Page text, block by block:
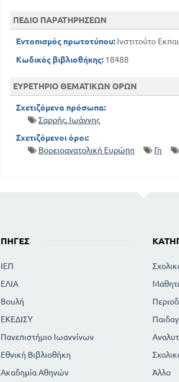
ΤΟ ΒΑΣΙΛΕΙΟ ΤΗΣ ΒΟΥΛΓΑΡΙΑΣ
ΤΟ ΒΑΣΙΛΕΙΟ ΤΩΝ ΣΕΡΒΩΝ ΚΡΟΑΤΩΝ
ΙΤΑΛΙΚΗ ΧΕΡΣΟΝΗΣΟΣ
ΠΥΡΗΝΑΪΚΗ ΧΕΡΣΟΝΗΣΟΣ
Η ΔΗΜΟΚΡΑΤΙΑ ΤΗΣ ΠΟΡΤΟΓΑΛΙΑΣ
ΒΟΡΕΙΟΔΥΤΙΚΗ ΕΥΡΩΠΗ
ΒΟΡΕΙΑ ΕΥΡΩΠΗ
ΒΟΡΕΙΑ ΑΦΡΙΚΗ
ΜΕΣΗ ΑΜΕΡΙΚΗ ΚΑΙ ΔΥΤΙΚΗ ΙΝΔΙΑ
ΠΕΔΙΟ ΠΑΡΑΤΗΡΗΣΕΩΝ
Εντοπισμός πρωτοτύπου:Ινστιτούτο
Κωδικός βιβλιοθήκης:18488
ΕΥΡΕΤΗΡΙΟ ΘΕΜΑΤΙΚΩΝ ΟΡΩΝ
Σχετιζόμενα πρόσωπα:
Σαρρής, Ιωάννης
Σχετιζόμενοι όροι:
Βορειοανατολική Ευρώπη
Γη
ΠΗΓΈΣ
ΙΕΠ
ΕΛΙΑ
Βουλή
ΕΚΕΔΙΣΥ
Πανεπιστήμιο Ιωαννίνων
Εθνική Βιβλιοθήκη
Ακαδημία Αθηνών
Άλλο